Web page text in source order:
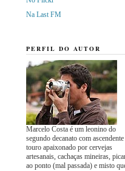
Na Last FM
PERFIL DO AUTOR
Marcelo Costa é um leonino do
segundo decanato com ascendente
touro apaixonado por cervejas
artesanais, cachaças mineiras,
ao ponto (mal passada) e misto